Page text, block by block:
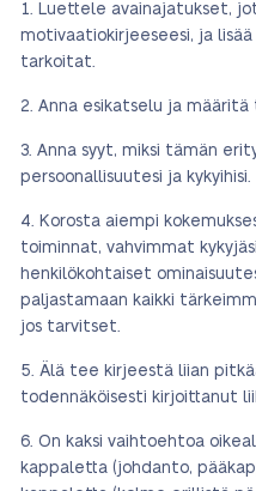
Luettele avainajatukset,
motivaatiokirjeeseesi, ja
tarkoitat.
Anna esikatselu ja
Anna syyt, miksi tämän
persoonallisuutesi ja kykyihisi.
Korosta aiempi
toiminnat, vahvimmat
henkilökohtaiset
paljastamaan kaikki
jos tarvitset.
Älä tee kirjeestä liian
todennäköisesti kirjoittanut
On kaksi vaihtoehtoa
kappaletta (johdanto,